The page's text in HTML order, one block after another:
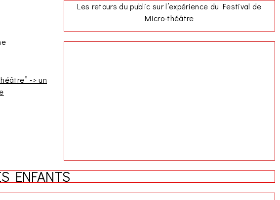
-> un
Les retours du public sur l’expérience du Festival de
Micro-théâtre
ENFANTS